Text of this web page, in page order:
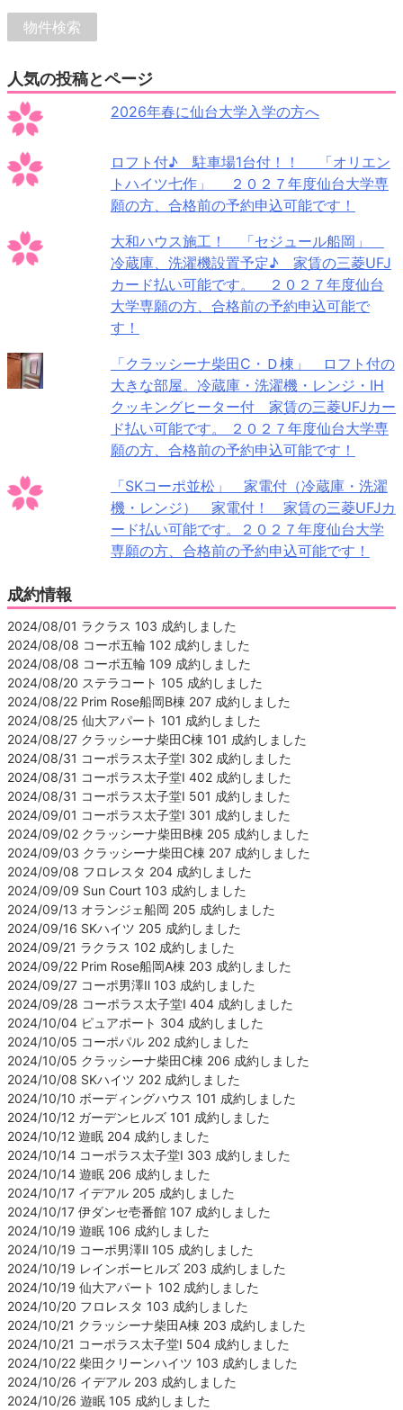
人気の投稿とページ
2026年春に仙台大学入学の方へ
ロフト付♪ 駐車場1台付！！ 「オリエン
トハイツ七作」 ２０２７年度仙台大学専
願の方、合格前の予約申込可能です！
大和ハウス施工！ 「セジュール船岡」
冷蔵庫、洗濯機設置予定♪ 家賃の三菱UFJ
カード払い可能です。 ２０２７年度仙台
大学専願の方、合格前の予約申込可能で
す！
「クラッシーナ柴田C・Ｄ棟」 ロフト付の
大きな部屋。冷蔵庫・洗濯機・レンジ・IH
クッキングヒーター付 家賃の三菱UFJカー
ド払い可能です。 ２０２７年度仙台大学専
願の方、合格前の予約申込可能です！
「SKコーポ並松」 家電付（冷蔵庫・洗濯
機・レンジ） 家電付！ 家賃の三菱UFJカ
ード払い可能です。２０２７年度仙台大学
専願の方、合格前の予約申込可能です！
成約情報
2024/08/01 ラクラス 103 成約しました
2024/08/08 コーポ五輪 102 成約しました
2024/08/08 コーポ五輪 109 成約しました
2024/08/20 ステラコート 105 成約しました
2024/08/22 Prim Rose船岡B棟 207 成約しました
2024/08/25 仙大アパート 101 成約しました
2024/08/27 クラッシーナ柴田C棟 101 成約しました
2024/08/31 コーポラス太子堂Ⅰ 302 成約しました
2024/08/31 コーポラス太子堂Ⅰ 402 成約しました
2024/08/31 コーポラス太子堂Ⅰ 501 成約しました
2024/09/01 コーポラス太子堂Ⅰ 301 成約しました
2024/09/02 クラッシーナ柴田B棟 205 成約しました
2024/09/03 クラッシーナ柴田C棟 207 成約しました
2024/09/08 フロレスタ 204 成約しました
2024/09/09 Sun Court 103 成約しました
2024/09/13 オランジェ船岡 205 成約しました
2024/09/16 SKハイツ 205 成約しました
2024/09/21 ラクラス 102 成約しました
2024/09/22 Prim Rose船岡A棟 203 成約しました
2024/09/27 コーポ男澤Ⅱ 103 成約しました
2024/09/28 コーポラス太子堂Ⅰ 404 成約しました
2024/10/04 ピュアポート 304 成約しました
2024/10/05 コーポパル 202 成約しました
2024/10/05 クラッシーナ柴田C棟 206 成約しました
2024/10/08 SKハイツ 202 成約しました
2024/10/10 ボーディングハウス 101 成約しました
2024/10/12 ガーデンヒルズ 101 成約しました
2024/10/12 遊眠 204 成約しました
2024/10/14 コーポラス太子堂Ⅰ 303 成約しました
2024/10/14 遊眠 206 成約しました
2024/10/17 イデアル 205 成約しました
2024/10/17 伊ダンセ壱番館 107 成約しました
2024/10/19 遊眠 106 成約しました
2024/10/19 コーポ男澤Ⅱ 105 成約しました
2024/10/19 レインボーヒルズ 203 成約しました
2024/10/19 仙大アパート 102 成約しました
2024/10/20 フロレスタ 103 成約しました
2024/10/21 クラッシーナ柴田A棟 203 成約しました
2024/10/21 コーポラス太子堂Ⅰ 504 成約しました
2024/10/22 柴田クリーンハイツ 103 成約しました
2024/10/26 イデアル 203 成約しました
2024/10/26 遊眠 105 成約しました